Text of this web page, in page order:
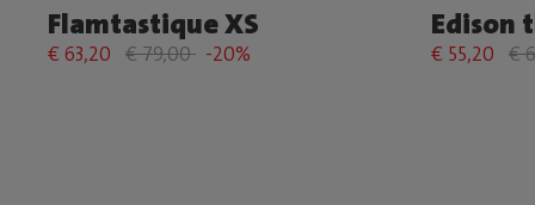
Flamtastique XS
€ 63,20 € 79,00 -20%
Edison
€ 55,20 €